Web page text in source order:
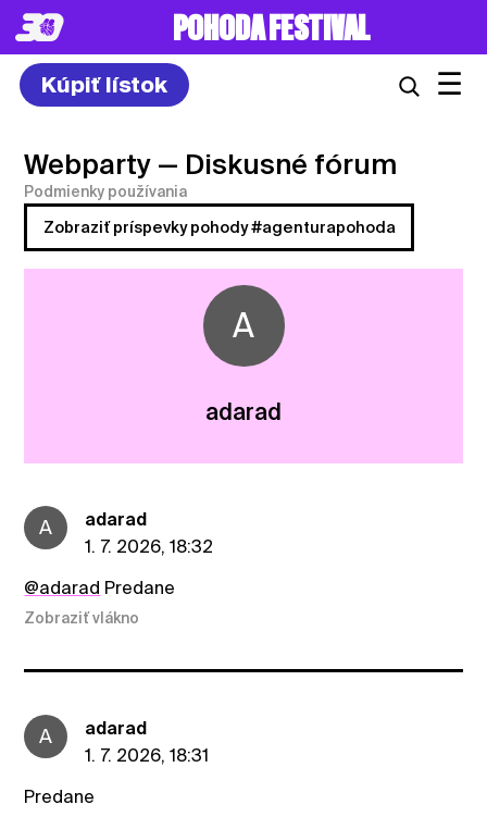
POHODA FESTIVAL
Kúpiť lístok ☰
Webparty — Diskusné fórum
Podmienky používania
Zobraziť príspevky pohody #agenturapohoda
A
adarad
A
adarad
1. 7. 2026, 18:32
@adarad Predane
Zobraziť vlákno
A
adarad
1. 7. 2026, 18:31
Predane